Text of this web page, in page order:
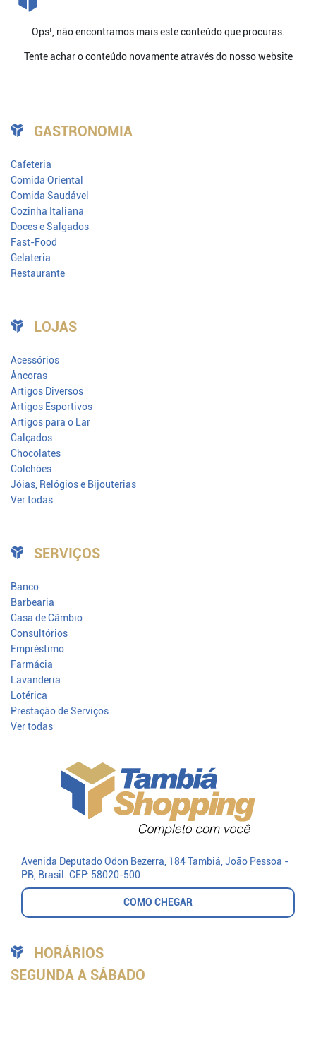
Ops!, não encontramos mais este conteúdo que procuras.
Tente achar o conteúdo novamente através do nosso website
GASTRONOMIA
Cafeteria
Comida Oriental
Comida Saudável
Cozinha Italiana
Doces e Salgados
Fast-Food
Gelateria
Restaurante
LOJAS
Acessórios
Âncoras
Artigos Diversos
Artigos Esportivos
Artigos para o Lar
Calçados
Chocolates
Colchões
Jóias, Relógios e Bijouterias
Ver todas
SERVIÇOS
Banco
Barbearia
Casa de Câmbio
Consultórios
Empréstimo
Farmácia
Lavanderia
Lotérica
Prestação de Serviços
Ver todas
Avenida Deputado Odon Bezerra, 184 Tambiá , João Pessoa -
PB, Brasil. CEP: 58020-500
COMO CHEGAR
HORÁRIOS
SEGUNDA A SÁBADO